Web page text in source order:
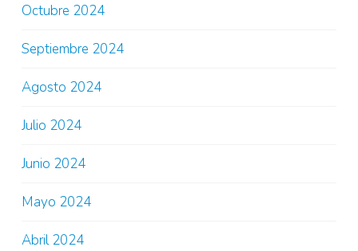
Octubre 2024
Septiembre 2024
Agosto 2024
Julio 2024
Junio 2024
Mayo 2024
Abril 2024